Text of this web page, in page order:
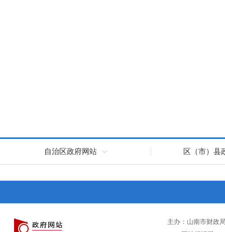
自治区政府网站 区（市）县
主办：山南市财政